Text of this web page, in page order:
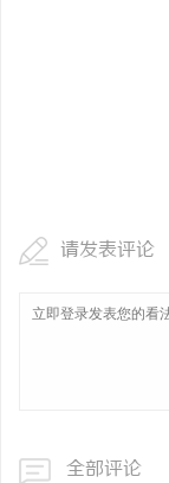
请发表评论
全部评论